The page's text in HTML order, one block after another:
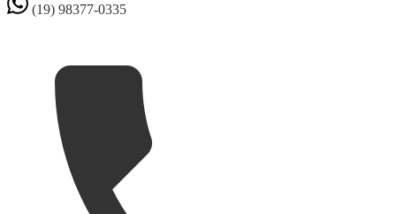
(19) 98377-0335